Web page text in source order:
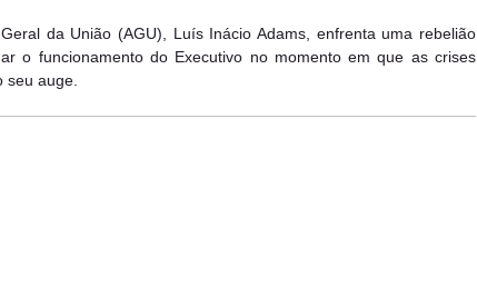
da União (AGU), Luís Inácio Adams, enfrenta uma rebelião
o funcionamento do Executivo no momento em que as crises
seu auge.